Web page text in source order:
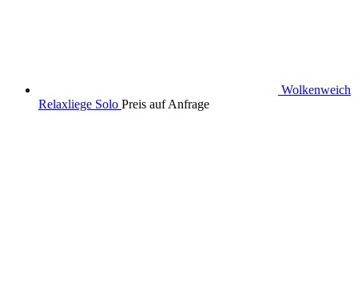
Wolkenweich
Relaxliege Solo Preis auf Anfrage